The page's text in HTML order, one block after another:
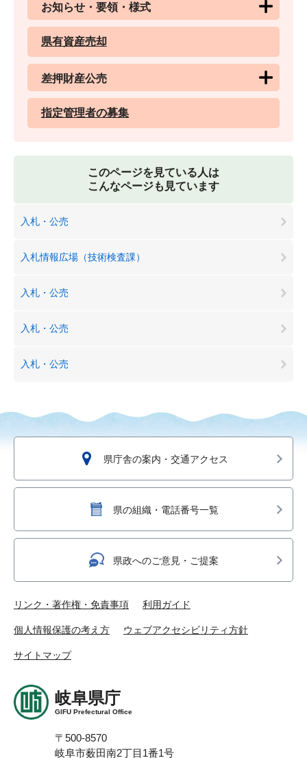
お知らせ・要領・様式
県有資産売却
差押財産公売
指定管理者の募集
このページを見ている人は
こんなページも見ています
入札・公売
入札情報広場（技術検査課）
入札・公売
入札・公売
入札・公売
県庁舎の案内・交通アクセス
県の組織・電話番号一覧
県政へのご意見・ご提案
リンク・著作権・免責事項 利用ガイド
個人情報保護の考え方 ウェブアクセシビリティ方針
サイトマップ
岐阜県庁
GIFU Prefectural Office
〒500-8570
岐阜市薮田南2丁目1番1号